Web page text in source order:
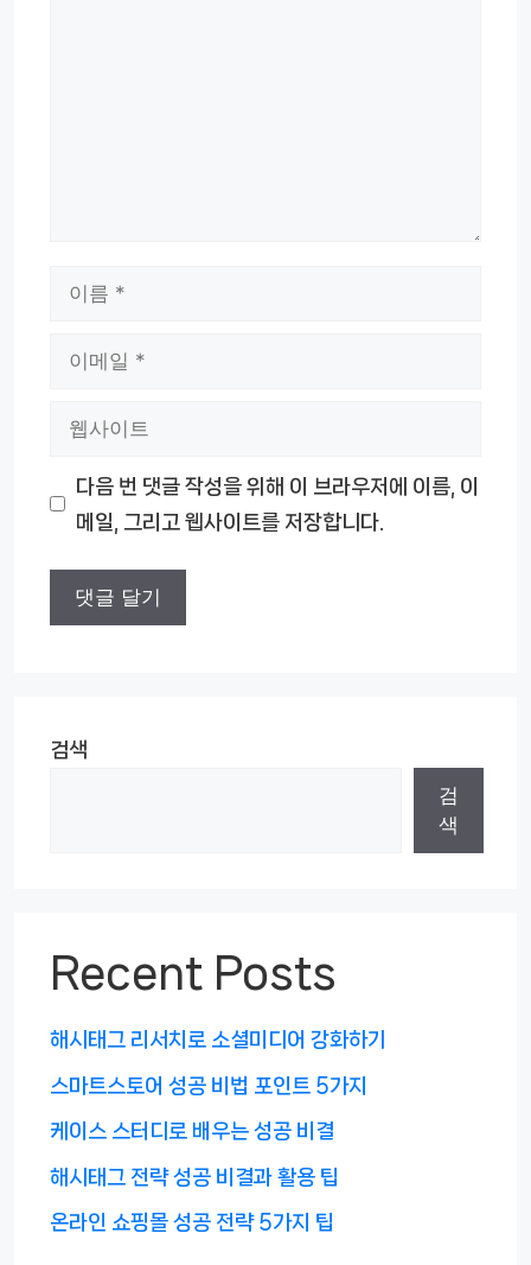
다음 번 댓글 작성을 위해 이 브라우저에 이름, 이
메일, 그리고 웹사이트를 저장합니다.
검색
검
색
Recent Posts
해시태그 리서치로 소셜미디어 강화하기
스마트스토어 성공 비법 포인트 5가지
케이스 스터디로 배우는 성공 비결
해시태그 전략 성공 비결과 활용 팁
온라인 쇼핑몰 성공 전략 5가지 팁